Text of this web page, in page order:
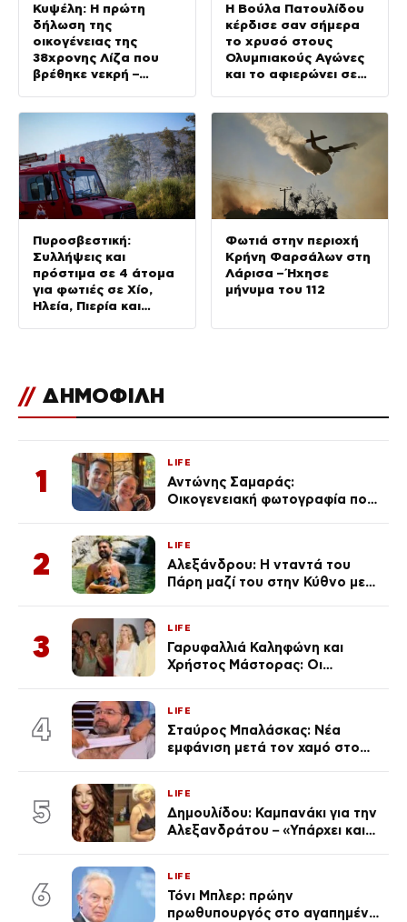
Κυψέλη: Η πρώτη
δήλωση της
οικογένειας της
38χρονης Λίζα που
βρέθηκε νεκρή –
ανθρώπους που είχαν
ανάγκη»
Η Βούλα Πατουλίδου
κέρδισε σαν σήμερα
το χρυσό στους
Ολυμπιακούς Αγώνες
και το αφιερώνει σε
Πυροσβεστική:
Συλλήψεις και
πρόστιμα σε 4 άτομα
για φωτιές σε Χίο,
Ηλεία, Πιερία και
Φωτιά στην περιοχή
Κρήνη Φαρσάλων στη
Λάρισα – Ήχησε
μήνυμα του 112
// ΔΗΜΟΦΙΛΗ
1
LIFE
Αντώνης Σαμαράς:
Οικογενειακή φωτογραφία που
Λένας
2
LIFE
Αλεξάνδρου: Η νταντά του
Πάρη μαζί του στην Κύθνο με
3
LIFE
Γαρυφαλλιά Καληφώνη και
Χρήστος Μάστορας: Οι
απαρατήρητη
4
LIFE
Σταύρος Μπαλάσκας: Νέα
εμφάνιση μετά τον χαμό στο
5
LIFE
Δημουλίδου: Καμπανάκι για την
Αλεξανδράτου – «Υπάρχει και
6
LIFE
Τόνι Μπλερ: πρώην
πρωθυπουργός στο αγαπημένο